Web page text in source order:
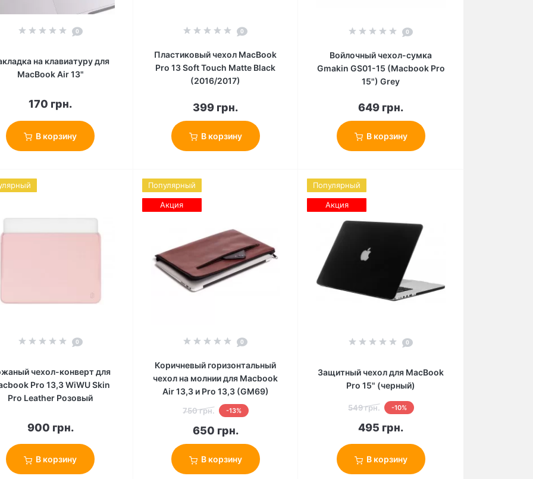
0
на клавиатуру для
MacBook Air 13"
170 грн.
В корзину
0
Пластиковый чехол MacBook
Pro 13 Soft Touch Matte Black
(2016/2017)
399 грн.
В корзину
0
Войлочный чехол-сумка
Gmakin GS01-15 (Macbook Pro
15") Grey
649 грн.
В корзину
0
чехол-конверт для
Pro 13,3 WiWU Skin
Pro Leather Розовый
900 грн.
В корзину
Популярный
Акция
0
Коричневый горизонтальный
чехол на молнии для Macbook
Air 13,3 и Pro 13,3 (GM69)
750 грн. -13%
650 грн.
В корзину
Популярный
Акция
0
Защитный чехол для MacBook
Pro 15" (черный)
549 грн. -10%
495 грн.
В корзину